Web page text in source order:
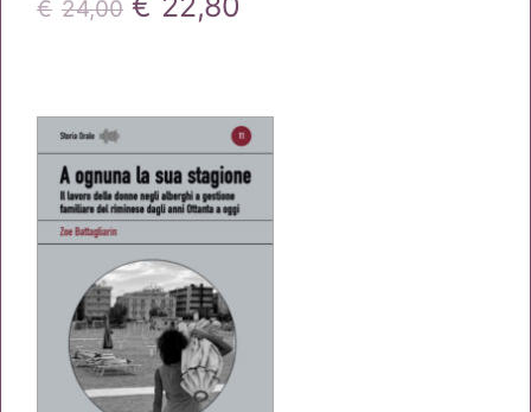
€ 24,00
€24,00.
è:
€22,80.